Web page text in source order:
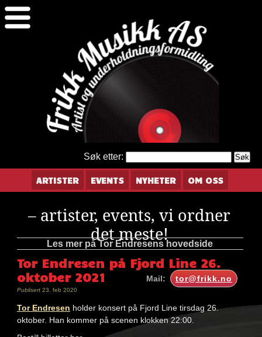
Søk etter:
ARTISTER EVENTS NYHETER OM OSS
– artister, events, vi ordner
det meste!
Les mer på Tor Endresens hovedside
Tor Endresen på Fjord Line 26.
oktober 2021
tor@frikk.no
Mail:
Publisert23. feb 2020
Tor Endresen holder konsert på Fjord Line tirsdag 26.
oktober. Han kommer på scenen klokken 22:00.